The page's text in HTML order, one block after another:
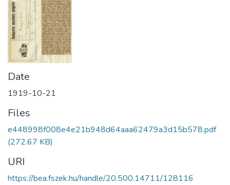
Date
1919-10-21
Files
e448998f008e4e21b948d64aaa62479a3d15b578.pdf
(272.67 KB)
URI
https://bea.fszek.hu/handle/20.500.14711/128116